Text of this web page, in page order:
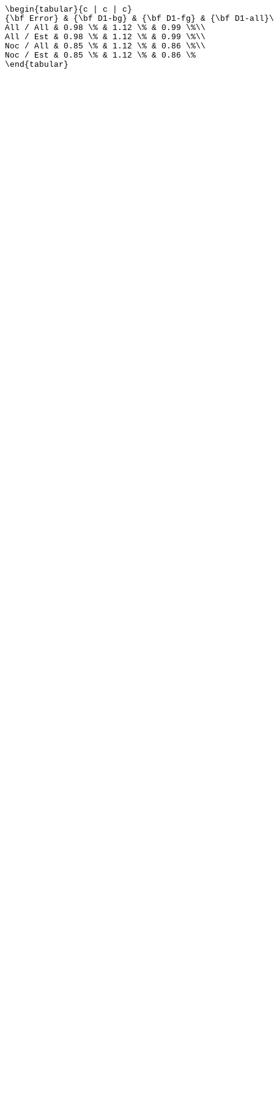
\begin{tabular}{c | c | c}
{\bf Error} & {\bf D1-bg} & {\bf D1-fg} & {\bf D1-
All / All & 0.98 \% & 1.12 \% & 0.99 \%\\
All / Est & 0.98 \% & 1.12 \% & 0.99 \%\\
Noc / All & 0.85 \% & 1.12 \% & 0.86 \%\\
Noc / Est & 0.85 \% & 1.12 \% & 0.86 \%
\end{tabular}